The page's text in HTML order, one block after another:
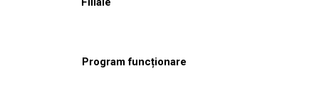
Program funcționare